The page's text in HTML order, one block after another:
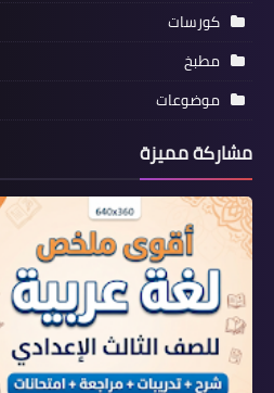
كورسات
مطبخ
موضوعات
مشاركة مميزة